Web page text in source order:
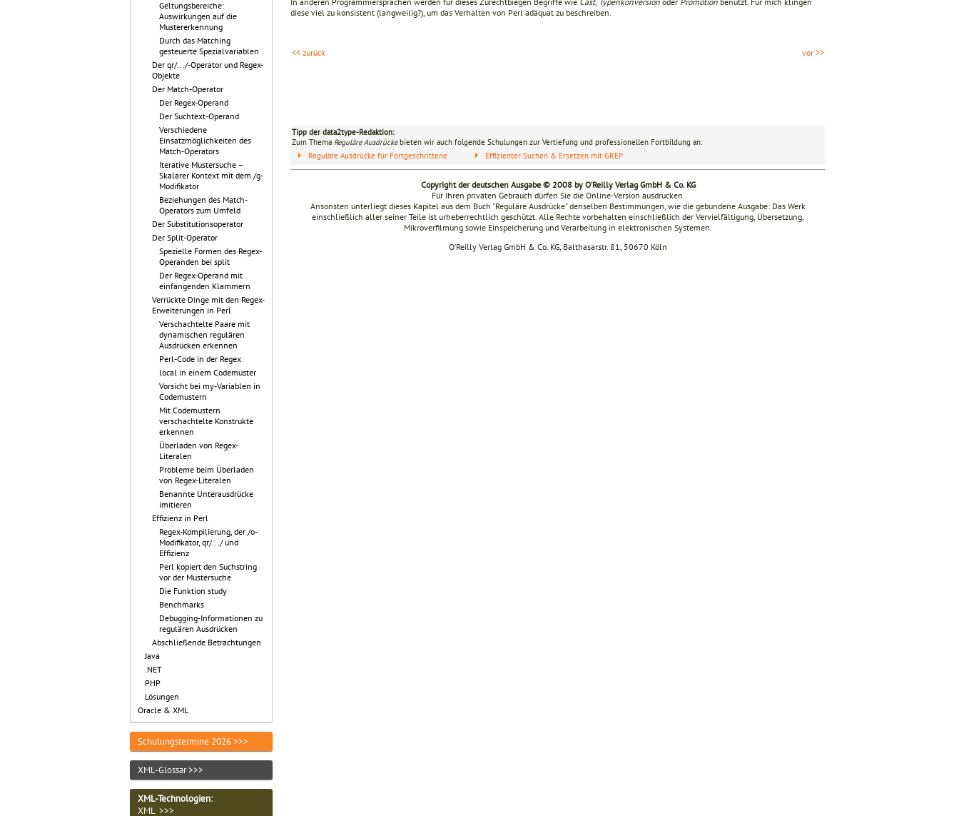
Geltungsbereiche:
Auswirkungen auf die
Mustererkennung
Durch das Matching
gesteuerte Spezialvariablen
Der qr/.../-Operator und Regex-
Objekte
Der Match-Operator
Der Regex-Operand
Der Suchtext-Operand
Verschiedene
Einsatzmöglichkeiten des
Match-Operators
Iterative Mustersuche –
Skalarer Kontext mit dem /g-
Modifikator
Beziehungen des Match-
Operators zum Umfeld
Der Substitutionsoperator
Der Split-Operator
Spezielle Formen des Regex-
Operanden bei split
Der Regex-Operand mit
einfangenden Klammern
Verrückte Dinge mit den Regex-
Erweiterungen in Perl
Verschachtelte Paare mit
dynamischen regulären
Ausdrücken erkennen
Perl-Code in der Regex
local in einem Codemuster
Vorsicht bei my-Variablen in
Codemustern
Mit Codemustern
verschachtelte Konstrukte
erkennen
Überladen von Regex-
Literalen
Probleme beim Überladen
von Regex-Literalen
Benannte Unterausdrücke
imitieren
Effizienz in Perl
Regex-Kompilierung, der /o-
Modifikator, qr/.../ und
Effizienz
Perl kopiert den Suchstring
vor der Mustersuche
Die Funktion study
Benchmarks
Debugging-Informationen zu
regulären Ausdrücken
Abschließende Betrachtungen
Java
.NET
PHP
Lösungen
Oracle & XML
Schulungstermine 2026 >>>
XML-Glossar >>>
XML-Technologien:
XML >>>
diese viel zu konsistent (langweilig?), um das Verhalten von Perl adäquat zu beschreiben.
<< zurück vor >>
Tipp der data2type-Redaktion:
Zum Thema Reguläre Ausdrückebieten wir auch folgende Schulungen zur Vertiefung und professionellen Fortbildung an:
Reguläre Ausdrücke für Fortgeschrittene
Effizienter Suchen & Ersetzen mit GREP
Copyright der deutschen Ausgabe © 2008 by O’Reilly Verlag GmbH & Co. KG
Für Ihren privaten Gebrauch dürfen Sie die Online-Version ausdrucken.
Ansonsten unterliegt dieses Kapitel aus dem Buch "Reguläre Ausdrücke" denselben Bestimmungen, wie die gebundene Ausgabe: Das Werk
einschließlich aller seiner Teile ist urheberrechtlich geschützt. Alle Rechte vorbehalten einschließlich der Vervielfältigung, Übersetzung,
Mikroverfilmung sowie Einspeicherung und Verarbeitung in elektronischen Systemen.
O’Reilly Verlag GmbH & Co. KG, Balthasarstr. 81, 50670 Köln